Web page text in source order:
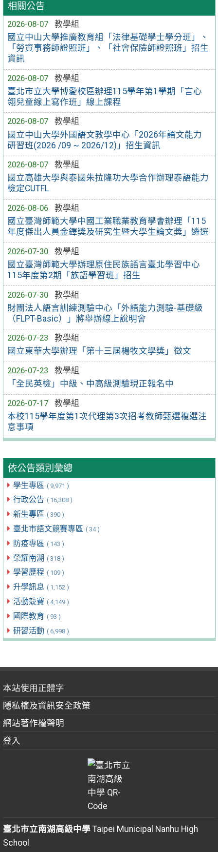
相關公告
2026-08-07
教學組
國立中山大學推廣教育組「法律基礎學士學分班」、
「勞資事務師證照班」、「社會保險師證照班」招生
資訊
2026-08-07
教學組
臺北市立大學博愛校區辦理115學年第1學期「言心
翎兒童線上寫作班」線上課程
2026-08-07
教學組
國立中山大學外國語文教學中心「2026年語文能力
研習班(2026 /09 ~ 2026/12)」招生資訊
2026-08-07
教學組
國立高雄大學與泰國朱拉隆功大學合作辦理泰語能力
檢定CUTFL
2026-08-06
教學組
國立臺灣師範大學中國工業職業教育學會辦理「115
年度傑出人員金鐸獎及研究生暨大學生論文獎」遴選
2026-07-30
教學組
國立臺灣師範大學辦理原住民族語言臺北學習中心
115年度第2期「族語學習班」招生
2026-07-30
教學組
財團法人語言訓練測驗中心「外語能力測驗-基礎級
（FLPT-Basic）」將舉辦線上說明會
2026-07-23
教學組
國立東華大學辦理「第十三屆楊牧文學獎」徵文
2026-07-23
教學組
「全民英檢」中級、中高級測驗現正報名中
2026-07-17
教學組
本校115學年度第1次代理第3次招考教師甄選複選注
意事項
依公告類別彙總
學生專區 ( 9,971 )
行政公告 ( 16,308 )
新生專區 ( 390 )
臺北市語文競賽專區 ( 34 )
防疫專區 ( 143 )
榮耀南湖 ( 318 )
學習歷程 ( 109 )
升學訊息 ( 1,152 )
活動競賽 ( 4,149 )
國際教育 ( 93 )
研習活動 ( 6,998 )
本站使用正體字
隱私權及資訊安全政策
網站著作權聲明
登入
臺北市立南湖高級中學Taipei Municipal Nanhu High
School